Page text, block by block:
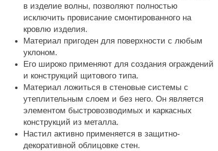
в изделие волны, позволяют полностью
исключить провисание смонтированного на
кровлю изделия.
Материал пригоден для поверхности с любым
уклоном.
Его широко применяют для создания ограждений
и конструкций щитового типа.
Материал ложиться в стеновые системы с
утеплительным слоем и без него. Он является
элементом быстровозводимых и каркасных
конструкций из металла.
Настил активно применяется в защитно-
декоративной облицовке стен.